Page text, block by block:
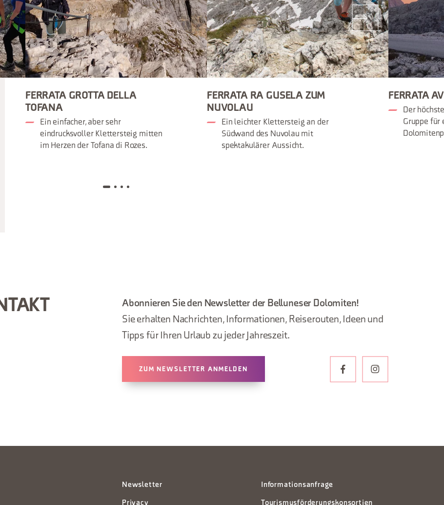
FERRATA GROTTA DELLA
TOFANA
Ein einfacher, aber sehr
eindrucksvoller Klettersteig mitten
im Herzen der Tofana di Rozes.
FERRATA RA GUSELA ZUM
NUVOLAU
Ein leichter Klettersteig an der
Südwand des Nuvolau mit
spektakulärer Aussicht.
FERRATA
Der
Gruppe für
Abonnieren Sie den Newsletter der Belluneser Dolomiten!
Sie erhalten Nachrichten, Informationen, Reiserouten, Ideen und
Tipps für Ihren Urlaub zu jeder Jahreszeit.
ZUM NEWSLETTER ANMELDEN
Newsletter
Privacy
Informationsanfrage
Tourismusförderungskonsortien